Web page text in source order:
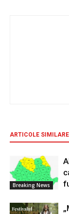
ARTICOLE SIMILARE
Breaking News